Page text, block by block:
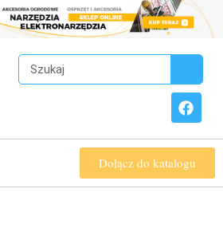
Dołącz do katalogu